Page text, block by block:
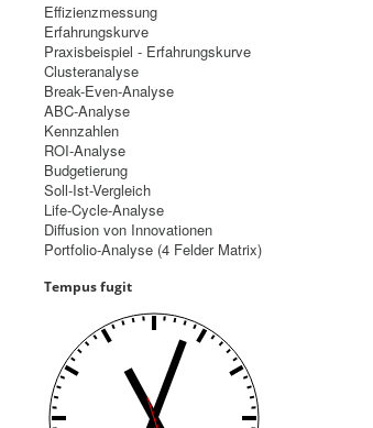
Effizienzmessung
Erfahrungskurve
Praxisbeispiel - Erfahrungskurve
Clusteranalyse
Break-Even-Analyse
ABC-Analyse
Kennzahlen
ROI-Analyse
Budgetierung
Soll-Ist-Vergleich
Life-Cycle-Analyse
Diffusion von Innovationen
Portfolio-Analyse (4 Felder Matrix)
Tempus fugit